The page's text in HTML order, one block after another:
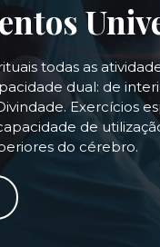
todas as
dual: de
Exercícios
de
do cérebro.